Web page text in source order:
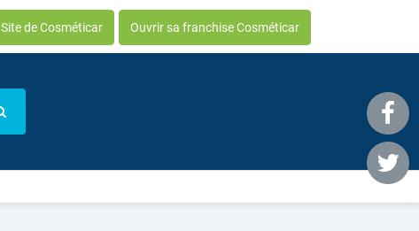
Site de Cosméticar Ouvrir sa franchise Cosméticar